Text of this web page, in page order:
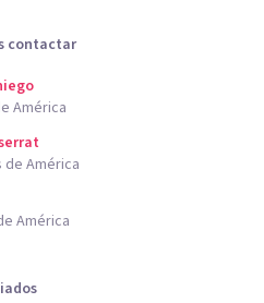
contactar
América
de América
América